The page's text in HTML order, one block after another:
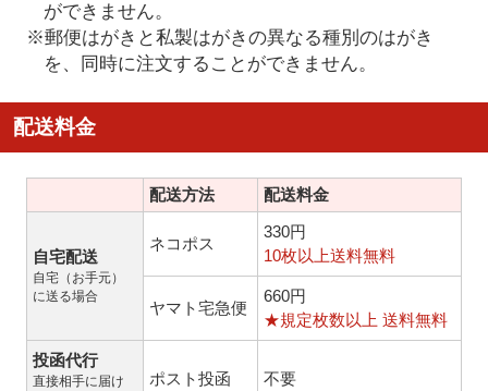
ができません。
※郵便はがきと私製はがきの異なる種別のはがき
を、同時に注文することができません。
配送料金
配送方法 配送料金
自宅配送
自宅（お手元）
に送る場合
ネコポス
330円
10枚以上送料無料
ヤマト宅急便
660円
★規定枚数以上 送料無料
投函代行
直接相手に届け
ポスト投函 不要